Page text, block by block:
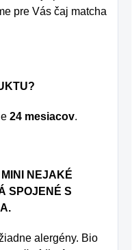
pre Vás čaj matcha
24 mesiacov.
NEJAKÉ
SPOJENÉ S
alergény. Bio